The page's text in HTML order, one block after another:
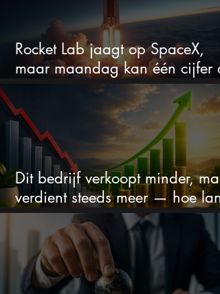
Rocket Lab jaagt op SpaceX,
maar maandag kan één cijfer
droom doorprikken?
Dit bedrijf verkoopt minder,
verdient steeds meer — hoe
kan dit sprookje doorgaan?